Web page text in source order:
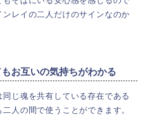
ンレイの二人だけのサインなのか
お互いの気持ちがわかる
じ魂を共有している存在である
人の間で使うことができます。